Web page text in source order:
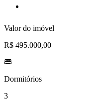
Valor do imóvel
R$ 495.000,00
Dormitórios
3